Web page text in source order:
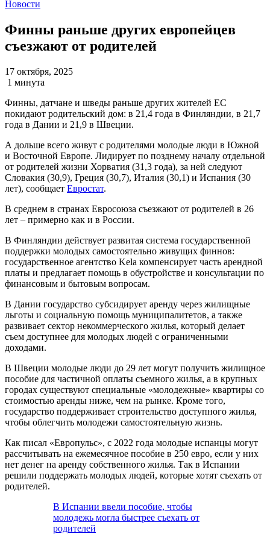
Новости
Финны раньше других европейцев
съезжают от родителей
17 октября, 2025
1 минута
Финны, датчане и шведы раньше других жителей ЕС
покидают родительский дом: в 21,4 года в Финляндии, в 21,7
года в Дании и 21,9 в Швеции.
А дольше всего живут с родителями молодые люди в Южной
и Восточной Европе. Лидирует по позднему началу отдельной
от родителей жизни Хорватия (31,3 года), за ней следуют
Словакия (30,9), Греция (30,7), Италия (30,1) и Испания (30
лет), сообщает Евростат.
В среднем в странах Евросоюза съезжают от родителей в 26
лет – примерно как и в России.
В Финляндии действует развитая система государственной
поддержки молодых самостоятельно живущих финнов:
государственное агентство Kela компенсирует часть арендной
платы и предлагает помощь в обустройстве и консультации по
финансовым и бытовым вопросам.
В Дании государство субсидирует аренду через жилищные
льготы и социальную помощь муниципалитетов, а также
развивает сектор некоммерческого жилья, который делает
съем доступнее для молодых людей с ограниченными
доходами.
В Швеции молодые люди до 29 лет могут получить жилищное
пособие для частичной оплаты съемного жилья, а в крупных
городах существуют специальные «молодежные» квартиры со
стоимостью аренды ниже, чем на рынке. Кроме того,
государство поддерживает строительство доступного жилья,
чтобы облегчить молодежи самостоятельную жизнь.
Как писал «Европульс», с 2022 года молодые испанцы могут
рассчитывать на ежемесячное пособие в 250 евро, если у них
нет денег на аренду собственного жилья. Так в Испании
решили поддержать молодых людей, которые хотят съехать от
родителей.
В Испании ввели пособие, чтобы
молодежь могла быстрее съехать от
родителей